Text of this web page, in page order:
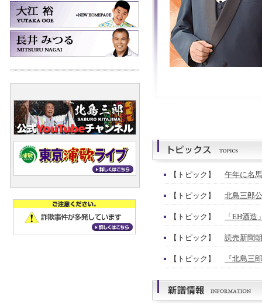
【トピック】 午年に名
【トピック】 北島三郎
【トピック】 「EH酒
【トピック】 読売新聞
【トピック】 『北島三